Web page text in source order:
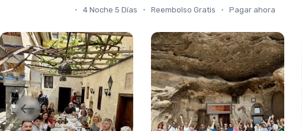
4 Noche 5 Días Reembolso Gratis Pagar ahora